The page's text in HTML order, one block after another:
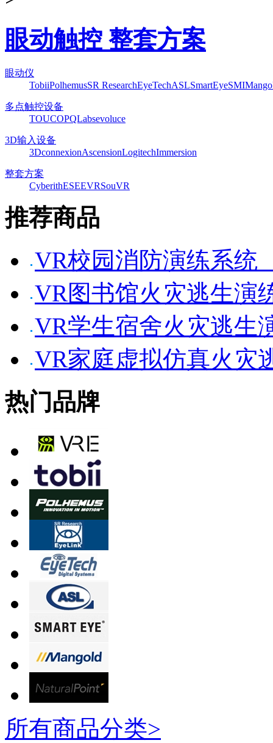
眼动触控 整套方案
眼动仪
TobiiPolhemusSR ResearchEyeTechASLSmartEyeSMI
多点触控设备
TOUCOPQLabsevoluce
3D输入设备
3DconnexionAscensionLogitechImmersion
整套方案
CyberithESEEVRSouVR
推荐商品
VR校园消防演练系统
VR图书馆火灾逃生演
VR学生宿舍火灾逃生
VR家庭虚拟仿真火灾
热门品牌
所有商品分类>